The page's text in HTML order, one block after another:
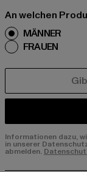
An welchen
MÄNNER
FRAUEN
Informationen dazu,
in unserer
abmelden.